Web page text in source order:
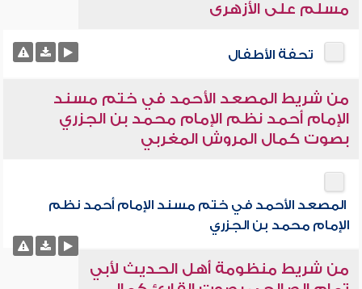
مسلم على الأزهرى
تحفة الأطفال
من شريط المصعد الأحمد في ختم مسند
الإمام أحمد نظم الإمام محمد بن الجزري
بصوت كمال المروش المغربي
المصعد الأحمد في ختم مسند الإمام أحمد نظم
الإمام محمد بن الجزري
من شريط منظومة أهل الحديث لأبي